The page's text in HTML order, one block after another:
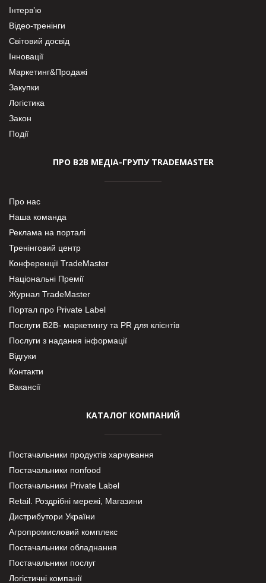
Інтерв’ю
Відео-тренінги
Світовий досвід
Інновації
Маркетинг&Продажі
Закупки
Логістика
Закон
Події
ПРО В2В МЕДІА-ГРУПУ TRADEMASTER
Про нас
Наша команда
Реклама на порталі
Тренінговий центр
Конференції TradeMaster
Національні Премії
Журнал TradeMaster
Портал про Private Label
Послуги В2В- маркетингу та PR для клієнтів
Послуги з надання інформації
Відгуки
Контакти
Вакансії
КАТАЛОГ КОМПАНИЙ
Постачальники продуктів харчування
Постачальники nonfood
Постачальники Private Label
Retail. Роздрібні мережі, Магазини
Дистрибутори України
Агропромисловий комплекс
Постачальники обладнання
Постачальники послуг
Логістичні компанії